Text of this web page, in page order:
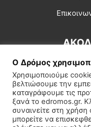
Εγγραφή συνδρομητή
Ο Δρόμος
Χρησιμοποιούμε
βελτιώσουμε την
καταγράφουμε τις
ξανά το edromos.gr.
συναινείτε στη
μπορείτε να